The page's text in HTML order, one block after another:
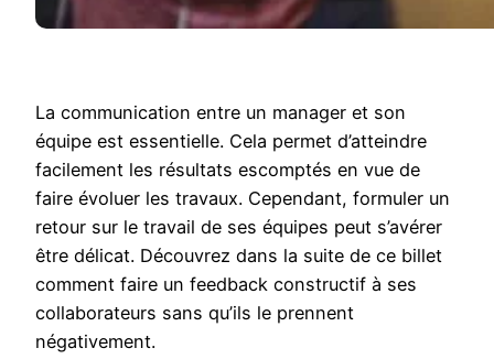
La communication entre un manager et son
équipe est essentielle. Cela permet d’atteindre
facilement les résultats escomptés en vue de
faire évoluer les travaux. Cependant, formuler un
retour sur le travail de ses équipes peut s’avérer
être délicat. Découvrez dans la suite de ce billet
comment faire un feedback constructif à ses
collaborateurs sans qu’ils le prennent
négativement.